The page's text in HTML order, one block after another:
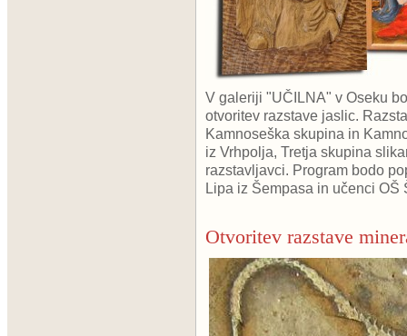
V galeriji "UČILNA" v Oseku
otvoritev razstave jaslic.
Kamnoseška skupina in
iz Vrhpolja, Tretja skupina
razstavljavci. Program bodo
Lipa iz Šempasa in učenci OŠ
Otvoritev razstave